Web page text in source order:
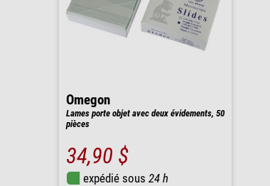
Omegon
Lames porte objet avec deux évidements, 50
pièces
34,90 $
expédié sous 24 h